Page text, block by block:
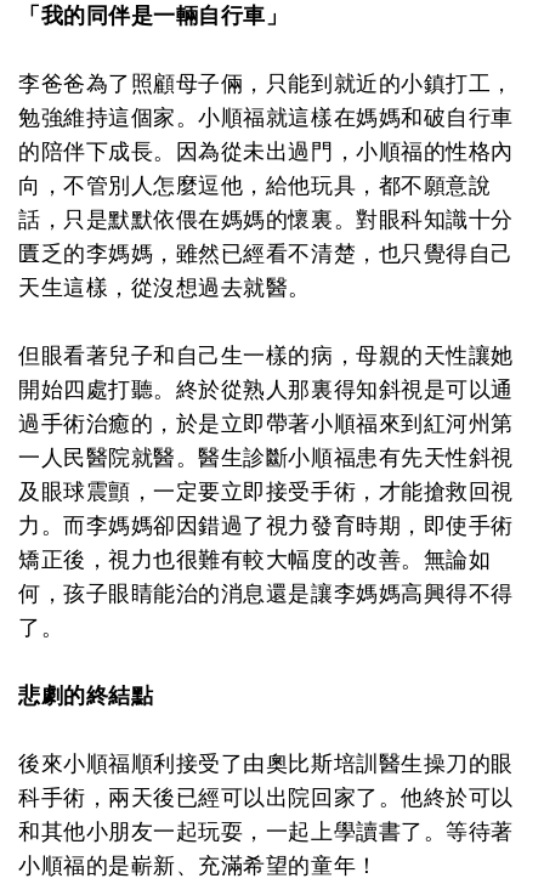
「我的同伴是一輛自行車」
李爸爸為了照顧母子倆，只能到就近的小鎮打工，
勉強維持這個家。小順福就這樣在媽媽和破自行車
的陪伴下成長。因為從未出過門，小順福的性格內
向，不管別人怎麼逗他，給他玩具，都不願意說
話，只是默默依偎在媽媽的懷裏。對眼科知識十分
匱乏的李媽媽，雖然已經看不清楚，也只覺得自己
天生這樣，從沒想過去就醫。
但眼看著兒子和自己生一樣的病，母親的天性讓她
開始四處打聽。終於從熟人那裏得知斜視是可以通
過手術治癒的，於是立即帶著小順福來到紅河州第
一人民醫院就醫。醫生診斷小順福患有先天性斜視
及眼球震顫，一定要立即接受手術，才能搶救回視
力。而李媽媽卻因錯過了視力發育時期，即使手術
矯正後，視力也很難有較大幅度的改善。無論如
何，孩子眼睛能治的消息還是讓李媽媽高興得不得
了。
悲劇的終結點
後來小順福順利接受了由奧比斯培訓醫生操刀的眼
科手術，兩天後已經可以出院回家了。他終於可以
和其他小朋友一起玩耍，一起上學讀書了。等待著
小順福的是嶄新、充滿希望的童年！